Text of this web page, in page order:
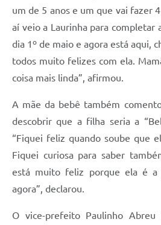
um de 5 anos e um que vai fazer
aí veio a Laurinha para completar
dia 1º de maio e agora está aqui,
todos muito felizes com ela.
coisa mais linda”, afirmou.
A mãe da bebê também
descobrir que a filha seria a
“Fiquei feliz quando soube que
Fiquei curiosa para saber
está muito feliz porque ela é a
agora”, declarou.
O vice-prefeito Paulinho Abreu